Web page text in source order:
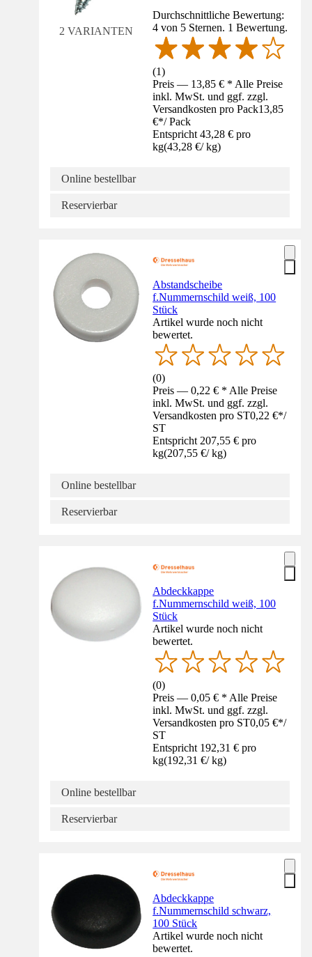
2 VARIANTEN
Durchschnittliche Bewertung:
4 von 5 Sternen. 1 Bewertung.
(1)
Preis — 13,85 € * Alle Preise
inkl. MwSt. und ggf. zzgl.
Versandkosten pro Pack13,85
€*/ Pack
Entspricht 43,28 € pro
kg(43,28 €/ kg)
Online bestellbar
Reservierbar
Abstandscheibe
f.Nummernschild weiß, 100
Stück
Artikel wurde noch nicht
bewertet.
(0)
Preis — 0,22 € * Alle Preise
inkl. MwSt. und ggf. zzgl.
Versandkosten pro ST0,22 €*/
ST
Entspricht 207,55 € pro
kg(207,55 €/ kg)
Online bestellbar
Reservierbar
Abdeckkappe
f.Nummernschild weiß, 100
Stück
Artikel wurde noch nicht
bewertet.
(0)
Preis — 0,05 € * Alle Preise
inkl. MwSt. und ggf. zzgl.
Versandkosten pro ST0,05 €*/
ST
Entspricht 192,31 € pro
kg(192,31 €/ kg)
Online bestellbar
Reservierbar
Abdeckkappe
f.Nummernschild schwarz,
100 Stück
Artikel wurde noch nicht
bewertet.